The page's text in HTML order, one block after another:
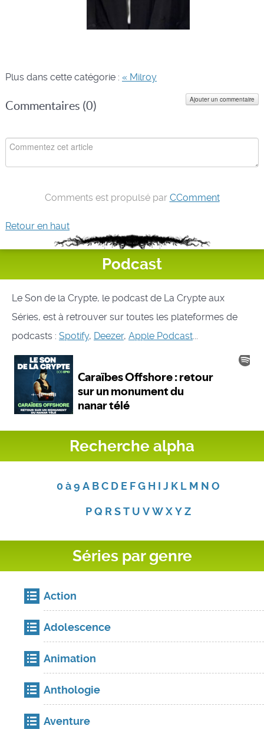
Plus dans cette catégorie : « Milroy
Commentaires (0)
Ajouter un commentaire
Comments est propulsé par CComment
Retour en haut
Podcast
Le Son de la Crypte, le podcast de La Crypte aux
Séries, est à retrouver sur toutes les plateformes de
podcasts : Spotify, Deezer, Apple Podcast
Recherche alpha
0 à 9 A B C D E F G H I J K L M N O
P Q R S T U V W X Y Z
Séries par genre
Action
Adolescence
Animation
Anthologie
Aventure